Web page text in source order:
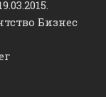
Бизнес